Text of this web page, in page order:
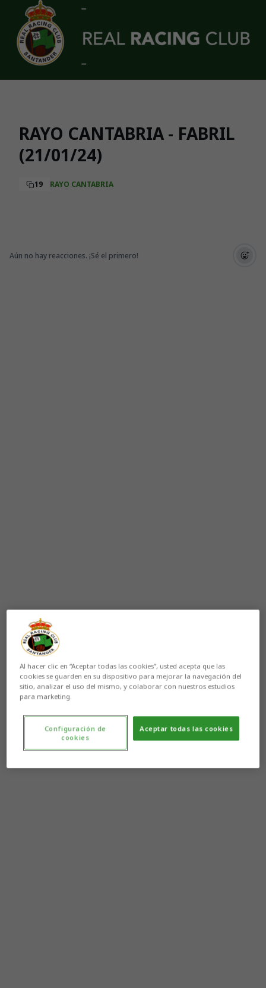
Skip to main content
RAYO CANTABRIA - FABRIL
(21/01/24)
19 RAYO CANTABRIA
Aún no hay reacciones. ¡Sé el primero!
Al hacer clic en “Aceptar todas las cookies”, usted acepta que las
cookies se guarden en su dispositivo para mejorar la navegación del
sitio, analizar el uso del mismo, y colaborar con nuestros estudios
para marketing.
Aceptar todas las cookies
Configuración de
cookies